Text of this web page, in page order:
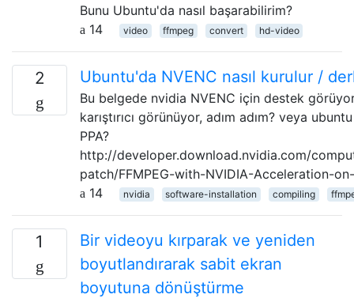
Bunu Ubuntu'da nasıl başarabilirim?
14
video ffmpeg convert hd-video
2 Ubuntu'da NVENC nasıl kurulur /
Bu belgede nvidia NVENC için destek
karıştırıcı görünüyor, adım adım? veya
PPA?
http://developer.download.nvidia.com/
patch/FFMPEG-with-NVIDIA-Acceleration-
14
nvidia software-installation compiling
1
Bir videoyu kırparak ve yeniden
boyutlandırarak sabit ekran
boyutuna dönüştürme